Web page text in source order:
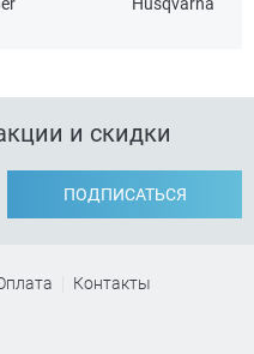
и скидки
ПОДПИСАТЬСЯ
Контакты